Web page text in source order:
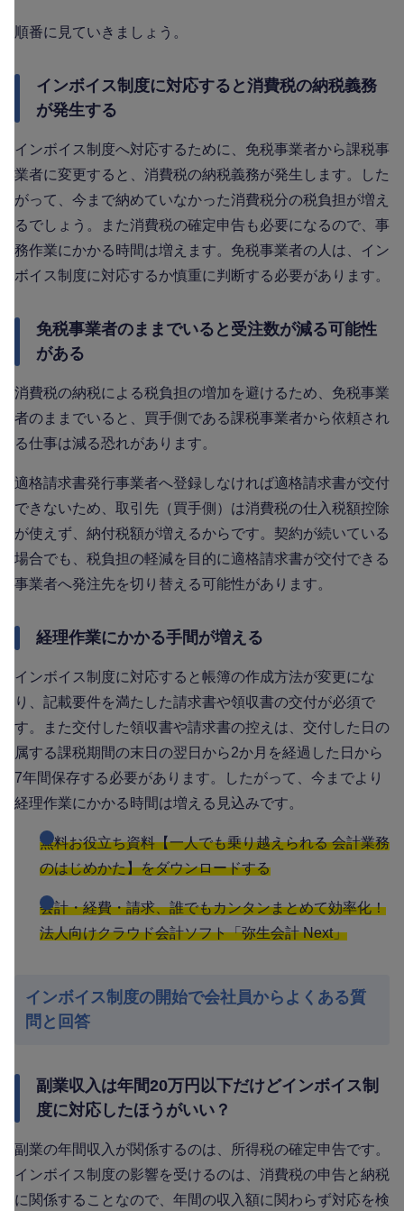
順番に見ていきましょう。
インボイス制度に対応すると消費税の納税義務
が発生する
インボイス制度へ対応するために、免税事業者から課税事
業者に変更すると、消費税の納税義務が発生します。した
がって、今まで納めていなかった消費税分の税負担が増え
るでしょう。また消費税の確定申告も必要になるので、事
務作業にかかる時間は増えます。免税事業者の人は、イン
ボイス制度に対応するか慎重に判断する必要があります。
免税事業者のままでいると受注数が減る可能性
がある
消費税の納税による税負担の増加を避けるため、免税事業
者のままでいると、買手側である課税事業者から依頼され
る仕事は減る恐れがあります。
適格請求書発行事業者へ登録しなければ適格請求書が交付
できないため、取引先（買手側）は消費税の仕入税額控除
が使えず、納付税額が増えるからです。契約が続いている
場合でも、税負担の軽減を目的に適格請求書が交付できる
事業者へ発注先を切り替える可能性があります。
経理作業にかかる手間が増える
インボイス制度に対応すると帳簿の作成方法が変更にな
り、記載要件を満たした請求書や領収書の交付が必須で
す。また交付した領収書や請求書の控えは、交付した日の
属する課税期間の末日の翌日から2か月を経過した日から
7年間保存する必要があります。したがって、今までより
経理作業にかかる時間は増える見込みです。
無料お役立ち資料【一人でも乗り越えられる 会計業務
のはじめかた】をダウンロードする
会計・経費・請求、誰でもカンタンまとめて効率化！
法人向けクラウド会計ソフト「弥生会計 Next」
インボイス制度の開始で会社員からよくある質
問と回答
副業収入は年間20万円以下だけどインボイス制
度に対応したほうがいい？
副業の年間収入が関係するのは、所得税の確定申告です。
インボイス制度の影響を受けるのは、消費税の申告と納税
に関係することなので、年間の収入額に関わらず対応を検